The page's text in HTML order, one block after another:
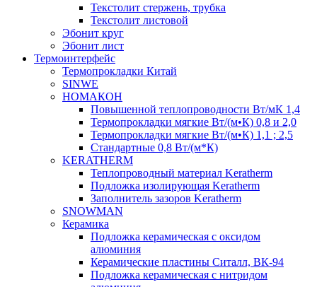
Текстолит стержень, трубка
Текстолит листовой
Эбонит круг
Эбонит лист
Термоинтерфейс
Термопрокладки Китай
SINWE
НОМАКОН
Повышенной теплопроводности Вт/мК 1,4
Термопрокладки мягкие Вт/(м•К) 0,8 и 2,0
Термопрокладки мягкие Вт/(м•К) 1,1 ; 2,5
Стандартные 0,8 Вт/(м*К)
KERATHERM
Теплопроводный материал Keratherm
Подложка изолирующая Keratherm
Заполнитель зазоров Keratherm
SNOWMAN
Керамика
Подложка керамическая с оксидом
алюминия
Керамические пластины Ситалл, ВК-94
Подложка керамическая с нитридом